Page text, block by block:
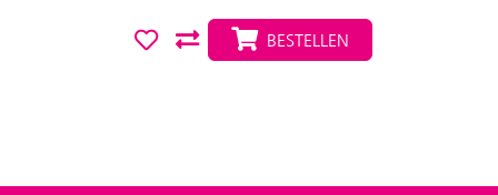
BESTELLEN